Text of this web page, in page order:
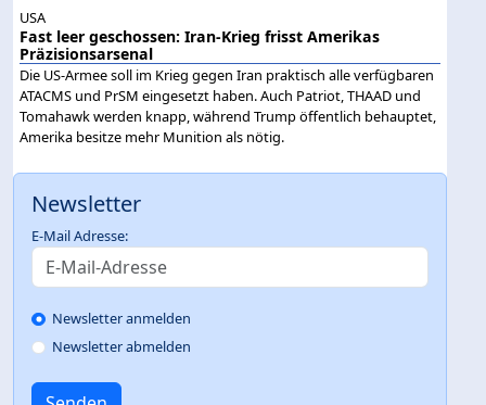
USA
Fast leer geschossen: Iran-Krieg frisst Amerikas
Präzisionsarsenal
Die US-Armee soll im Krieg gegen Iran praktisch alle verfügbaren
ATACMS und PrSM eingesetzt haben. Auch Patriot, THAAD und
Tomahawk werden knapp, während Trump öffentlich behauptet,
Amerika besitze mehr Munition als nötig.
Newsletter
E-Mail Adresse:
Newsletter anmelden
Newsletter abmelden